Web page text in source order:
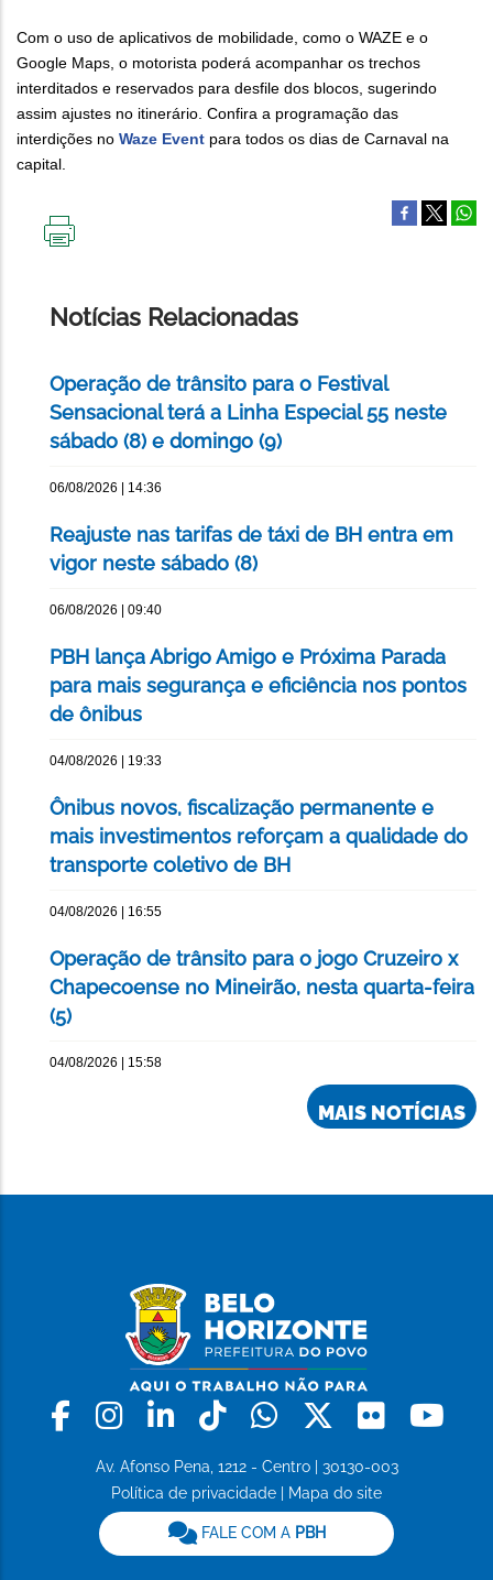
Com o uso de aplicativos de mobilidade, como o WAZE e o
Google Maps, o motorista poderá acompanhar os trechos
interditados e reservados para desfile dos blocos, sugerindo
assim ajustes no itinerário. Confira a programação das
interdições no Waze Event para todos os dias de Carnaval na
capital.
Notícias Relacionadas
Operação de trânsito para o Festival
Sensacional terá a Linha Especial 55 neste
sábado (8) e domingo (9)
06/08/2026 | 14:36
Reajuste nas tarifas de táxi de BH entra em
vigor neste sábado (8)
06/08/2026 | 09:40
PBH lança Abrigo Amigo e Próxima Parada
para mais segurança e eficiência nos pontos
de ônibus
04/08/2026 | 19:33
Ônibus novos, fiscalização permanente e
mais investimentos reforçam a qualidade do
transporte coletivo de BH
04/08/2026 | 16:55
Operação de trânsito para o jogo Cruzeiro x
Chapecoense no Mineirão, nesta quarta-feira
(5)
04/08/2026 | 15:58
MAIS NOTÍCIAS
Facebook
Instagram
LinkedinTiktokWhatsapp
X Flickr
Av. Afonso Pena, 1212 - Centro | 30130-003
Política de privacidade
Mapa do site
FALE COM A PBH